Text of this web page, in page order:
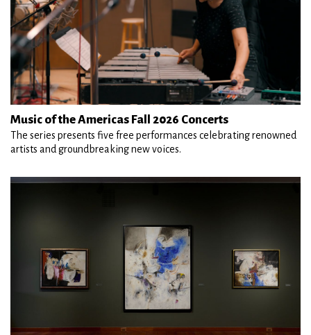
Music of the Americas Fall 2026 Concerts
The series presents five free performances celebrating renowned
artists and groundbreaking new voices.